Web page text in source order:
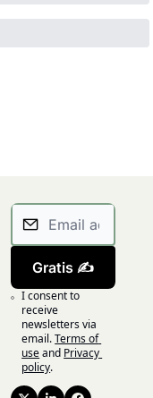
Gratis ✍️
I consent to
receive
newsletters via
email.Terms of
useand Privacy
policy.